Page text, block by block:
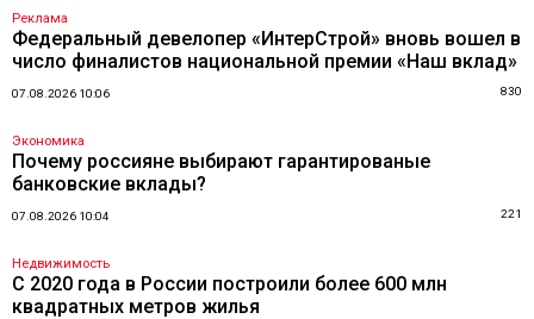
Реклама
Федеральный девелопер «ИнтерСтрой» вновь вошел в
число финалистов национальной премии «Наш вклад»
07.08.2026 10:06 830
Экономика
Почему россияне выбирают гарантированые
банковские вклады?
07.08.2026 10:04 221
Недвижимость
С 2020 года в России построили более 600 млн
квадратных метров жилья